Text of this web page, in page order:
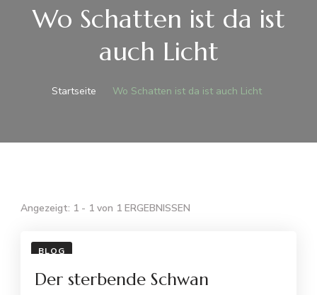
Wo Schatten ist da ist
auch Licht
Startseite Wo Schatten ist da ist auch Licht
Angezeigt: 1 - 1 von 1 ERGEBNISSEN
BLOG
Der sterbende Schwan